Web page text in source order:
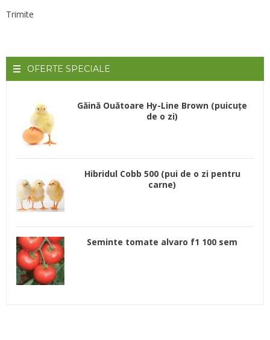
Trimite
OFERTE SPECIALE
Găină Ouătoare Hy-Line Brown (puicuțe
de o zi)
Hibridul Cobb 500 (pui de o zi pentru
carne)
Seminte tomate alvaro f1 100 sem